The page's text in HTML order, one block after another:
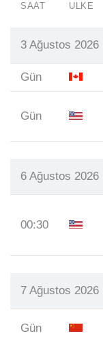
SAAT ÜLKE
3 Ağustos 2026
Gün
Gün
6 Ağustos 2026
00:30
7 Ağustos 2026
Gün